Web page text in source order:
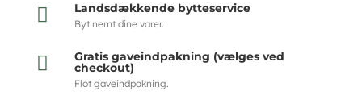
 Landsdækkende bytteservice
Byt nemt dine varer.
 Gratis gaveindpakning (vælges ved
checkout)
Flot gaveindpakning.